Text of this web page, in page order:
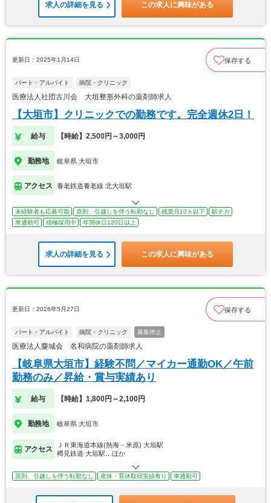
求人の詳細を見る この求人に興味がある
更新日：2025年1月14日 保存する
パート・アルバイト 病院・クリニック
医療法人社団古川会 大垣整形外科の薬剤師求人
【大垣市】クリニックでの勤務です。完全週休2日！
給与 【時給】2,500円～3,000円
勤務地 岐阜県 大垣市
アクセス 養老鉄道養老線 北大垣駅
未経験者も応募可能 原則、引越しを伴う転勤なし 残業月10ｈ以下
駅チカ
車通勤可
積極採用中 年間休日120日以上
求人の詳細を見る この求人に興味がある
更新日：2026年5月27日 保存する
パート・アルバイト 病院・クリニック 募集停止
医療法人麋城会 名和病院の薬剤師求人
【岐阜県大垣市】経験不問／マイカー通勤OK／午前
勤務のみ／昇給・賞与実績あり
給与 【時給】1,800円～2,100円
勤務地 岐阜県 大垣市
アクセス
ＪＲ東海道本線(熱海－米原) 大垣駅
樽見鉄道 大垣駅…ほか
原則、引越しを伴う転勤なし 産休・育休取得実績有り 車通勤可